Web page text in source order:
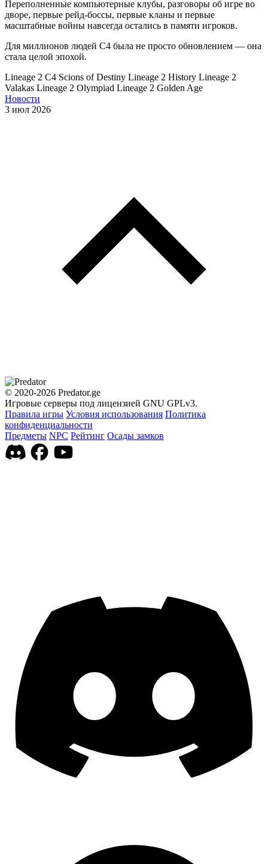
Переполненные компьютерные клубы, разговоры об игре во
дворе, первые рейд-боссы, первые кланы и первые
масштабные войны навсегда остались в памяти игроков.
Для миллионов людей C4 была не просто обновлением — она
стала целой эпохой.
Lineage 2 C4 Scions of Destiny Lineage 2 History Lineage 2
Valakas Lineage 2 Olympiad Lineage 2 Golden Age
Новости
3 июл 2026
© 2020-2026 Predator.ge
Игровые серверы под лицензией GNU GPLv3.
Правила игры Условия использования Политика
конфиденциальности
Предметы NPC Рейтинг Осады замков